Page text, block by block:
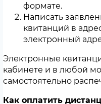
формате.
Написать
квитанций в
электронный
Электронные
кабинете и в любой
самостоятельно
Как оплатить